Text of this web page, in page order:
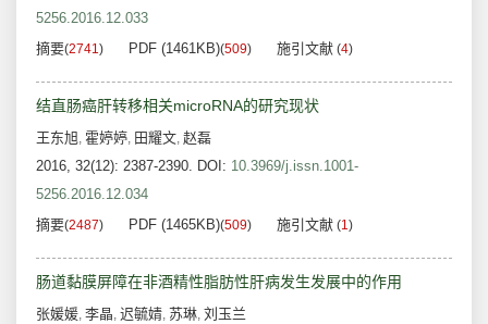
5256.2016.12.033
摘要(2741) PDF (1461KB)(509) 施引文献 (4)
结直肠癌肝转移相关microRNA的研究现状
王东旭, 霍婷婷, 田耀文, 赵磊
2016, 32(12): 2387-2390. DOI: 10.3969/j.issn.1001-
5256.2016.12.034
摘要(2487) PDF (1465KB)(509) 施引文献 (1)
肠道黏膜屏障在非酒精性脂肪性肝病发生发展中的作用
张媛媛, 李晶, 迟毓婧, 苏琳, 刘玉兰